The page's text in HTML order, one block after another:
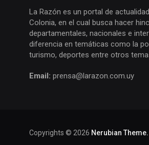
La Razón es un portal de
Colonia, en el cual busca hacer
departamentales, nacionales e
diferencia en temáticas como la
turismo, deportes entre otros
Email: prensa@larazon.com.uy
Copyrights © 2026 Nerubian Theme.